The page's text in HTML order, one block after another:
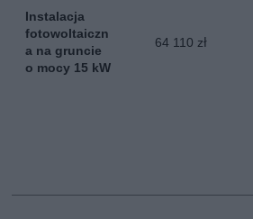
Instalacja
fotowoltaiczn
a na gruncie
o mocy 15 kW
64 110 zł